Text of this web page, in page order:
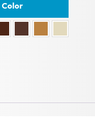
Color
BrownDark OakGolden Oak
Ivory